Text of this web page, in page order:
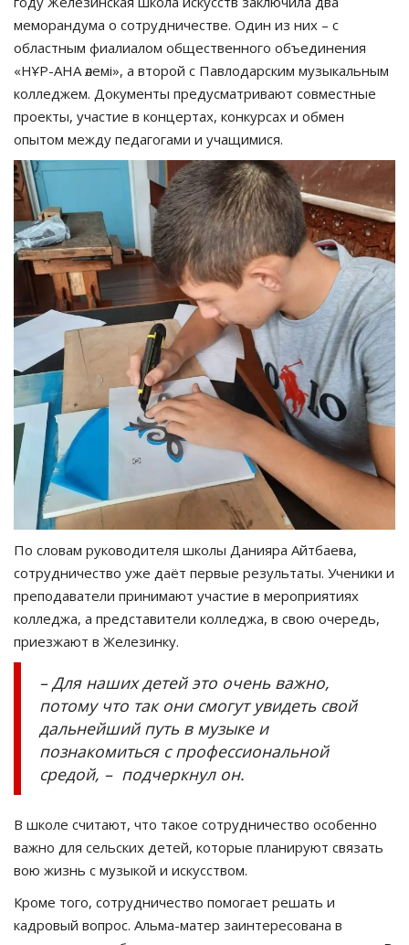
меморандума о сотрудничестве. Один из них – с
областным фиалиалом общественного объединения
«НҰР-АНА әлемі», а второй с Павлодарским музыкальным
колледжем. Документы предусматривают совместные
проекты, участие в концертах, конкурсах и обмен
опытом между педагогами и учащимися.
По словам руководителя школы Данияра Айтбаева,
сотрудничество уже даёт первые результаты. Ученики и
преподаватели принимают участие в мероприятиях
колледжа, а представители колледжа, в свою очередь,
приезжают в Железинку.
– Для наших детей это очень важно,
потому что так они смогут увидеть свой
дальнейший путь в музыке и
познакомиться с профессиональной
средой, – подчеркнул он.
В школе считают, что такое сотрудничество особенно
важно для сельских детей, которые планируют связать
вою жизнь с музыкой и искусством.
Кроме того, сотрудничество помогает решать и
кадровый вопрос. Альма-матер заинтересована в